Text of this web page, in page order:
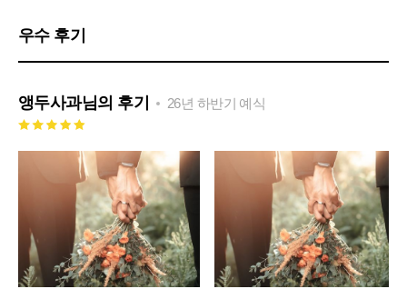
우수 후기
앵두사과님의 후기 26년 하반기 예식